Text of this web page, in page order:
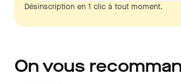
Désinscription en 1 clic à tout moment.
On vous